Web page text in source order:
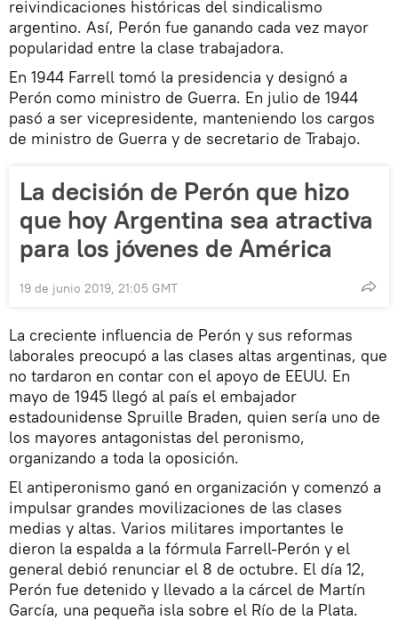
reivindicaciones históricas del sindicalismo
argentino. Así, Perón fue ganando cada vez mayor
popularidad entre la clase trabajadora.
En 1944 Farrell tomó la presidencia y designó a
Perón como ministro de Guerra. En julio de 1944
pasó a ser vicepresidente, manteniendo los cargos
de ministro de Guerra y de secretario de Trabajo.
La decisión de Perón que hizo
que hoy Argentina sea atractiva
para los jóvenes de América
19 de junio 2019, 21:05 GMT
La creciente influencia de Perón y sus reformas
laborales preocupó a las clases altas argentinas, que
no tardaron en contar con el apoyo de EEUU. En
mayo de 1945 llegó al país el embajador
estadounidense Spruille Braden, quien sería uno de
los mayores antagonistas del peronismo,
organizando a toda la oposición.
El antiperonismo ganó en organización y comenzó a
impulsar grandes movilizaciones de las clases
medias y altas. Varios militares importantes le
dieron la espalda a la fórmula Farrell-Perón y el
general debió renunciar el 8 de octubre. El día 12,
Perón fue detenido y llevado a la cárcel de Martín
García, una pequeña isla sobre el Río de la Plata.